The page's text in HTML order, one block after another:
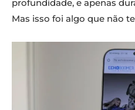
profundidade, e apenas
Mas isso foi algo que não